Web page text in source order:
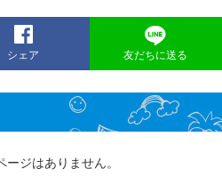
シェア 友だちに送る
ジはありません。